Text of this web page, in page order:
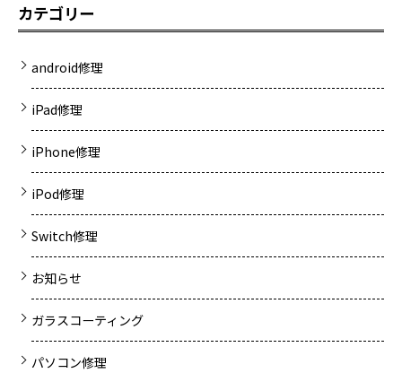
カテゴリー
android修理
iPad修理
iPhone修理
iPod修理
Switch修理
お知らせ
ガラスコーティング
パソコン修理